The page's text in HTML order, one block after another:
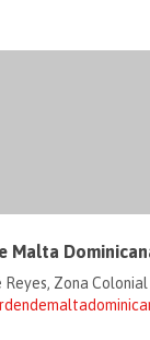
Malta
Zona Colonial